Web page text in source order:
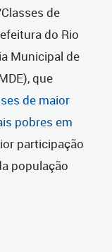
de
do Rio
Municipal de
que
de maior
pobres em
participação
população